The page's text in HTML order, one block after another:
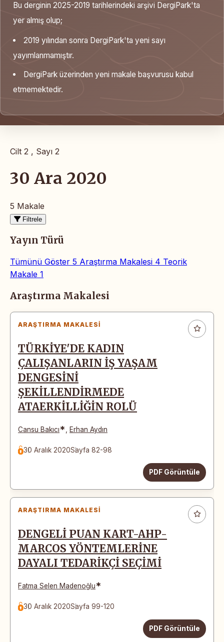
Bu derginin 2025-2019 tarihlerindeki arşivi DergiPark'ta
yer almış olup;
2019 yılından sonra DergiPark'ta yeni sayı
yayımlanmamıştır.
DergiPark üzerinden yeni makale başvurusu kabul
etmemektedir.
Cilt 2 , Sayı 2
30 Ara 2020
5 Makale
Filtrele
Yayın Türü
Tümünü Göster 5 Araştırma Makalesi 4 Teorik
Makale 1
Makaleler
Araştırma Makalesi
ARAŞTIRMA MAKALESI
TÜRKİYE'DE KADIN
ÇALIŞANLARIN İŞ YAŞAM
DENGESİNİ
ŞEKİLLENDİRMEDE
ATAERKİLLİĞİN ROLÜ
Cansu Bakıcı* Erhan Aydın
30 Aralık 2020Sayfa 82-98
PDF Görüntüle
ARAŞTIRMA MAKALESI
DENGELİ PUAN KART-AHP-
MARCOS YÖNTEMLERİNE
DAYALI TEDARİKÇİ SEÇİMİ
Fatma Selen Madenoğlu*
30 Aralık 2020Sayfa 99-120
PDF Görüntüle